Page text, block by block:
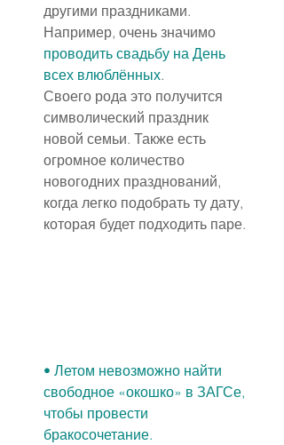
другими праздниками.
Например, очень значимо
проводить свадьбу на День
всех влюблённых.
Своего рода это получится
символический праздник
новой семьи. Также есть
огромное количество
новогодних празднований,
когда легко подобрать ту дату,
которая будет подходить паре.
• Летом невозможно найти
свободное «окошко» в ЗАГСе,
чтобы провести
бракосочетание.